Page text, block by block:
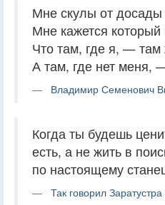
Мне скулы от досады
Мне кажется который
Что там, где я, — там
А там, где нет меня,
Владимир Семенович
Когда ты будешь
есть, а не жить в
по настоящему
Так говорил